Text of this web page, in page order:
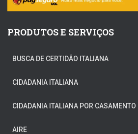
PRODUTOS E SERVIÇOS
BUSCA DE CERTIDÃO ITALIANA
CIDADANIA ITALIANA
CIDADANIA ITALIANA POR CASAMENTO
AIRE